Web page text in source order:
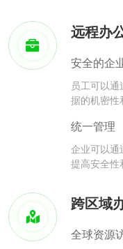
远程办
安全的企
员工可以
据的机密性
统一管理
企业可以通
提高安全性
跨区域
全球资源